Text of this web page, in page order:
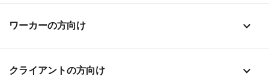
ワーカーの方向け stat_1
クライアントの方向け stat_1